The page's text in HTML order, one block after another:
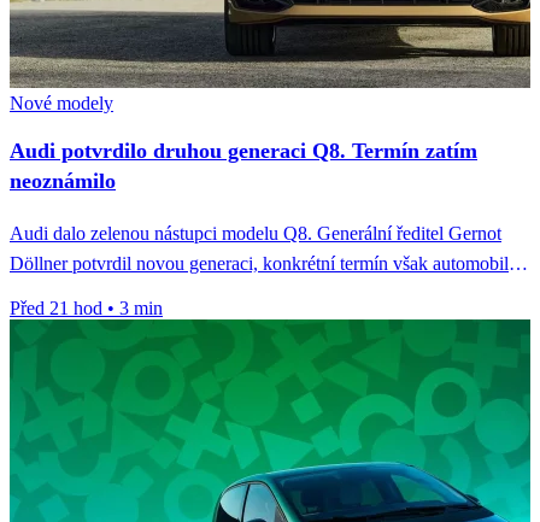
Nové modely
Audi potvrdilo druhou generaci Q8. Termín zatím
neoznámilo
Audi dalo zelenou nástupci modelu Q8. Generální ředitel Gernot
Döllner potvrdil novou generaci, konkrétní termín však automobilka
Před 21 hod • 3 min